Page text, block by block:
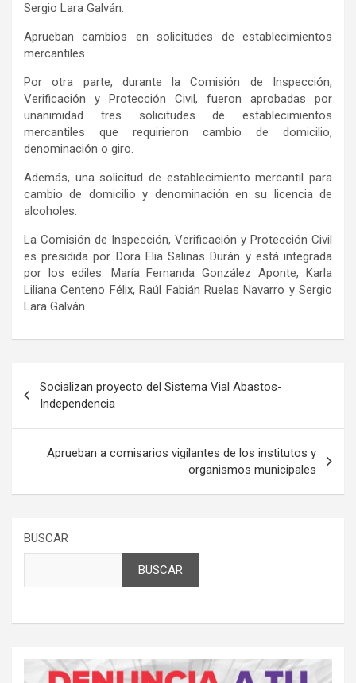
Sergio Lara Galván.
Aprueban cambios en solicitudes de establecimientos
mercantiles
Por otra parte, durante
la Comisión de Inspección,
Verificación y Protección Civil, fueron aprobadas por
unanimidad tres solicitudes de establecimientos
mercantiles que requirieron cambio de domicilio,
denominación o giro.
Además, una solicitud de establecimiento mercantil para
cambio de domicilio y denominación en su licencia de
alcoholes.
La Comisión de Inspección, Verificación y Protección Civil
es presidida por Dora Elia Salinas Durán y está integrada
por los ediles: María Fernanda González Aponte, Karla
Liliana Centeno Félix, Raúl Fabián Ruelas Navarro y Sergio
Lara Galván.
de
entradas
Socializan proyecto del Sistema Vial Abastos-
Independencia
Aprueban a comisarios vigilantes de los institutos y
organismos municipales
BUSCAR
BUSCAR